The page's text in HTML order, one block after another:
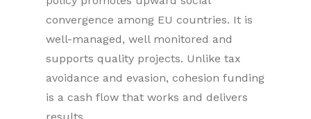
convergence among EU countries. It is
well-managed, well monitored and
supports quality projects. Unlike tax
avoidance and evasion, cohesion funding
is a cash flow that works and delivers